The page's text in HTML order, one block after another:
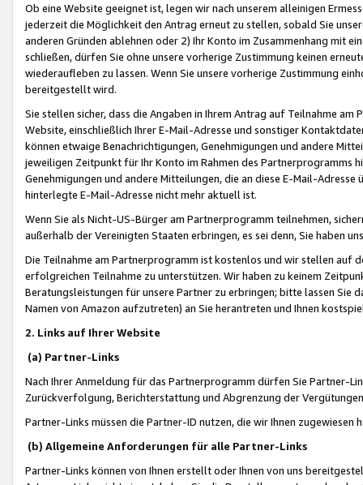
Ob eine Website geeignet ist, legen wir nach unserem alleinigen
jederzeit die Möglichkeit den Antrag erneut zu stellen, sobald Sie
anderen Gründen ablehnen oder 2) Ihr Konto im Zusammenhang mit
schließen, dürfen Sie ohne unsere vorherige Zustimmung keinen
wiederaufleben zu lassen. Wenn Sie unsere vorherige Zustimmung
bereitgestellt wird.
Sie stellen sicher, dass die Angaben in Ihrem Antrag auf Teilnahme
Website, einschließlich Ihrer E-Mail-Adresse und sonstiger
können etwaige Benachrichtigungen, Genehmigungen und andere
jeweiligen Zeitpunkt für Ihr Konto im Rahmen des Partnerprogramms
Genehmigungen und andere Mitteilungen, die an diese E-Mail-
hinterlegte E-Mail-Adresse nicht mehr aktuell ist.
Wenn Sie als Nicht-US-Bürger am Partnerprogramm teilnehmen,
außerhalb der Vereinigten Staaten erbringen, es sei denn, Sie haben
Die Teilnahme am Partnerprogramm ist kostenlos und wir stellen auf
erfolgreichen Teilnahme zu unterstützen. Wir haben zu keinem
Beratungsleistungen für unsere Partner zu erbringen; bitte lassen Sie
Namen von Amazon aufzutreten) an Sie herantreten und Ihnen
2. Links auf Ihrer Website
(a) Partner-Links
Nach Ihrer Anmeldung für das Partnerprogramm dürfen Sie Partner-
Zurückverfolgung, Berichterstattung und Abgrenzung der
Partner-Links müssen die Partner-ID nutzen, die wir Ihnen zugewiesen
(b) Allgemeine Anforderungen für alle Partner-Links
Partner-Links können von Ihnen erstellt oder Ihnen von uns